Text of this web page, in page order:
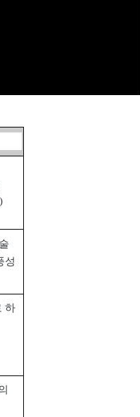
)
성
하